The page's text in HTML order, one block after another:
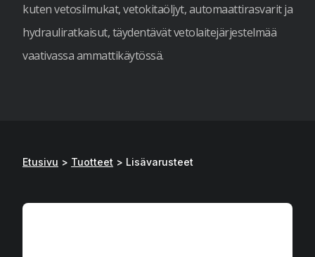
kuten vetosilmukat, vetokitaöljyt, automaattirasvarit ja
hydrauliratkaisut, täydentävät vetolaitejärjestelmää
vaativassa ammattikäytössä.
Etusivu > Tuotteet > Lisävarusteet